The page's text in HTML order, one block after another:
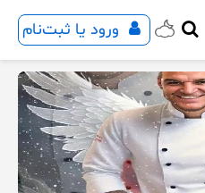
ورود یا ثبت‌نام